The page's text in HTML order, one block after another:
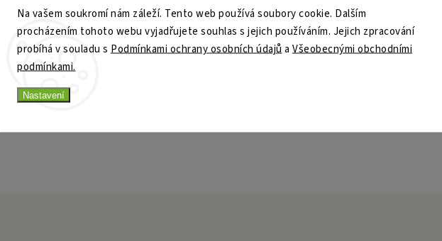
Na vašem soukromí nám záleží. Tento web používá soubory cookie. Dalším
procházením tohoto webu vyjadřujete souhlas s jejich používáním. Jejich zpracování
probíhá v souladu s Podmínkami ochrany osobních údajů a Všeobecnými obchodními
podmínkami.
Nastavení